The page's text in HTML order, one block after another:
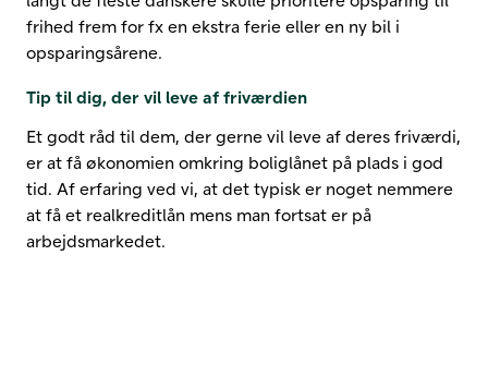
frihed frem for fx en ekstra ferie eller en ny bil i
opsparingsårene.
Tip til dig, der vil leve af friværdien
Et godt råd til dem, der gerne vil leve af deres friværdi,
er at få økonomien omkring boliglånet på plads i god
tid. Af erfaring ved vi, at det typisk er noget nemmere
at få et realkreditlån mens man fortsat er på
arbejdsmarkedet.